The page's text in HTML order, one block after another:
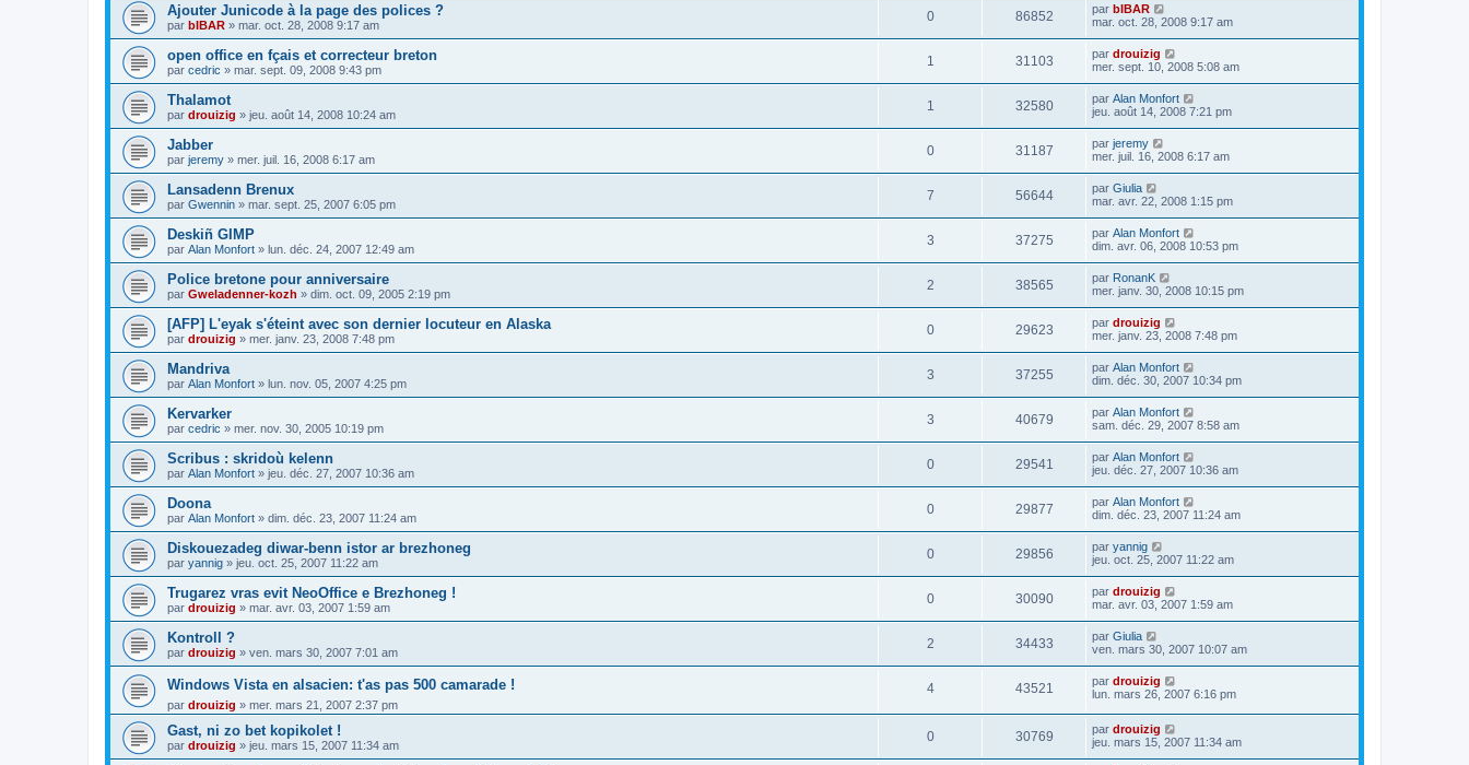
Ajouter Junicode à la page des polices ?
par bIBAR » mar. oct. 28, 2008 9:17 am
0 86852 par bIBAR
mar. oct. 28, 2008 9:17 am
open office en fçais et correcteur breton
par cedric » mar. sept. 09, 2008 9:43 pm
1 31103 par drouizig
mer. sept. 10, 2008 5:08 am
Thalamot
par drouizig » jeu. août 14, 2008 10:24 am
1 32580 par Alan Monfort
jeu. août 14, 2008 7:21 pm
Jabber
par jeremy » mer. juil. 16, 2008 6:17 am
0 31187 par jeremy
mer. juil. 16, 2008 6:17 am
Lansadenn Brenux
par Gwennin » mar. sept. 25, 2007 6:05 pm
7 56644 par Giulia
mar. avr. 22, 2008 1:15 pm
Deskiñ GIMP
par Alan Monfort » lun. déc. 24, 2007 12:49 am
3 37275 par Alan Monfort
dim. avr. 06, 2008 10:53 pm
Police bretone pour anniversaire
par Gweladenner-kozh » dim. oct. 09, 2005 2:19 pm
2 38565 par RonanK
mer. janv. 30, 2008 10:15 pm
[AFP] L'eyak s'éteint avec son dernier locuteur en Alaska
par drouizig » mer. janv. 23, 2008 7:48 pm
0 29623 par drouizig
mer. janv. 23, 2008 7:48 pm
Mandriva
par Alan Monfort » lun. nov. 05, 2007 4:25 pm
3 37255 par Alan Monfort
dim. déc. 30, 2007 10:34 pm
Kervarker
par cedric » mer. nov. 30, 2005 10:19 pm
3 40679 par Alan Monfort
sam. déc. 29, 2007 8:58 am
Scribus : skridoù kelenn
par Alan Monfort » jeu. déc. 27, 2007 10:36 am
0 29541 par Alan Monfort
jeu. déc. 27, 2007 10:36 am
Doona
par Alan Monfort » dim. déc. 23, 2007 11:24 am
0 29877 par Alan Monfort
dim. déc. 23, 2007 11:24 am
Diskouezadeg diwar-benn istor ar brezhoneg
par yannig » jeu. oct. 25, 2007 11:22 am
0 29856 par yannig
jeu. oct. 25, 2007 11:22 am
Trugarez vras evit NeoOffice e Brezhoneg !
par drouizig » mar. avr. 03, 2007 1:59 am
0 30090 par drouizig
mar. avr. 03, 2007 1:59 am
Kontroll ?
par drouizig » ven. mars 30, 2007 7:01 am
2 34433 par Giulia
ven. mars 30, 2007 10:07 am
Windows Vista en alsacien: t'as pas 500 camarade !
par drouizig » mer. mars 21, 2007 2:37 pm
4 43521 par drouizig
lun. mars 26, 2007 6:16 pm
Gast, ni zo bet kopikolet !
par drouizig » jeu. mars 15, 2007 11:34 am
0 30769 par drouizig
jeu. mars 15, 2007 11:34 am